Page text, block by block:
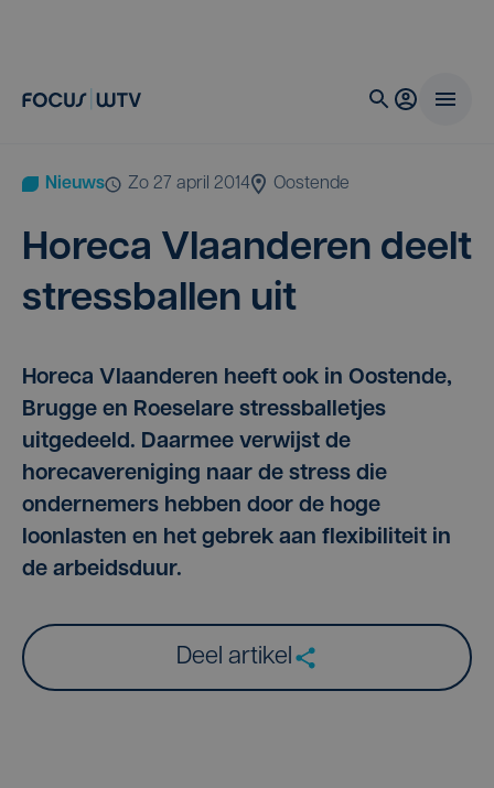
Nieuws zo 27 april 2014 Oostende
Hore­ca Vlaan­de­ren deelt
stress­bal­len uit
Horeca Vlaanderen heeft ook in Oostende,
Brugge en Roeselare stressballetjes
uitgedeeld. Daarmee verwijst de
horecavereniging naar de stress die
ondernemers hebben door de hoge
loonlasten en het gebrek aan flexibiliteit in
de arbeidsduur.
Deel artikel